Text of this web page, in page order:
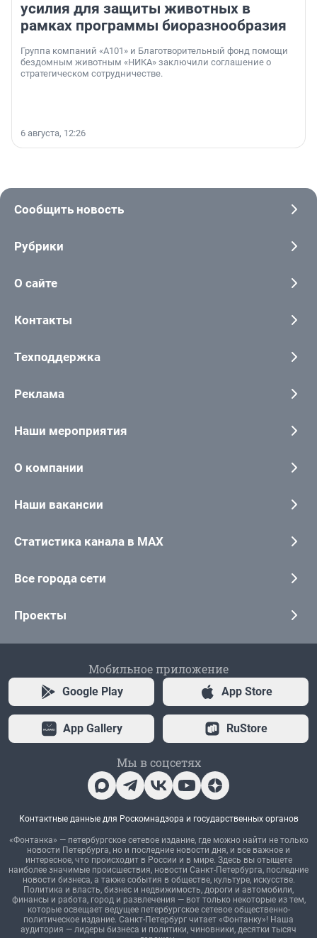
усилия для защиты животных в
рамках программы биоразнообразия
Группа компаний «А101» и Благотворительный фонд помощи
бездомным животным «НИКА» заключили соглашение о
стратегическом сотрудничестве.
6 августа, 12:26
Сообщить новость
Рубрики
О сайте
Контакты
Техподдержка
Реклама
Наши мероприятия
О компании
Наши вакансии
Статистика канала в MAX
Все города сети
Проекты
Мобильное приложение
Google Play App Store
App Gallery RuStore
Мы в соцсетях
Контактные данные для Роскомнадзора и государственных органов
«Фонтанка» — петербургское сетевое издание, где можно найти не только
новости Петербурга, но и последние новости дня, и все важное и
интересное, что происходит в России и в мире. Здесь вы отыщете
наиболее значимые происшествия, новости Санкт-Петербурга, последние
новости бизнеса, а также события в обществе, культуре, искусстве.
Политика и власть, бизнес и недвижимость, дороги и автомобили,
финансы и работа, город и развлечения — вот только некоторые из тем,
которые освещает ведущее петербургское сетевое общественно-
политическое издание. Санкт-Петербург читает «Фонтанку»! Наша
аудитория — лидеры бизнеса и политики, чиновники, десятки тысяч